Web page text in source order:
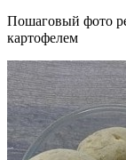
Пошаговый фото
картофелем